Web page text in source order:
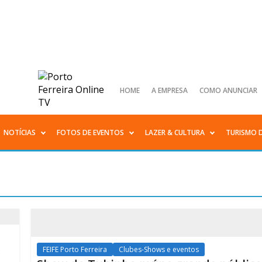
HOME A EMPRESA COMO ANUNCIAR
NOTÍCIAS FOTOS DE EVENTOS LAZER & CULTURA TURISMO
FEIFE Porto Ferreira Clubes-Shows e eventos